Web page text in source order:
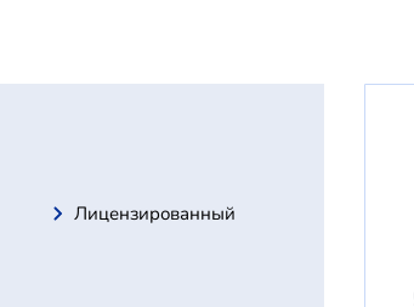
Лицензированный